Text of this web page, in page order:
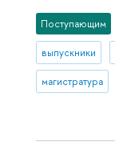
Поступающим
выпускники
магистратура